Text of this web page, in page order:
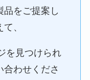
品をご提案し
、
を見つけられ
合わせくださ